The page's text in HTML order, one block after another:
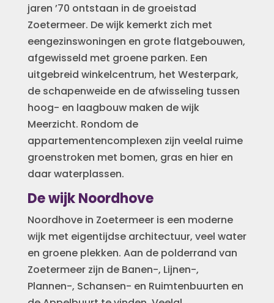
jaren ’70 ontstaan in de groeistad
Zoetermeer. De wijk kemerkt zich met
eengezinswoningen en grote flatgebouwen,
afgewisseld met groene parken. Een
uitgebreid winkelcentrum, het Westerpark,
de schapenweide en de afwisseling tussen
hoog- en laagbouw maken de wijk
Meerzicht. Rondom de
appartementencomplexen zijn veelal ruime
groenstroken met bomen, gras en hier en
daar waterplassen.
De wijk Noordhove
Noordhove in Zoetermeer is een moderne
wijk met eigentijdse architectuur, veel water
en groene plekken. Aan de polderrand van
Zoetermeer zijn de Banen-, Lijnen-,
Plannen-, Schansen- en Ruimtenbuurten en